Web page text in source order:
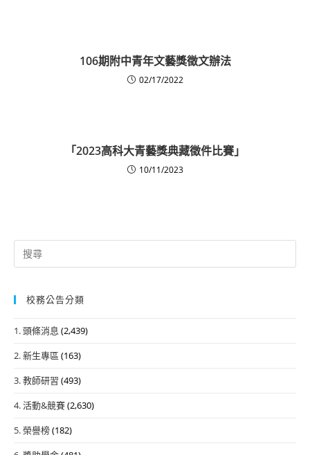
106期附中青年文藝獎徵文辦法
02/17/2022
「2023高科大青藝獎典藏徵件比賽」
10/11/2023
Search
for:
校務公告分類
1. 頭條消息 (2,439)
2. 新生專區 (163)
3. 教師研習 (493)
4. 活動&競賽(2,630)
5. 榮譽榜(182)